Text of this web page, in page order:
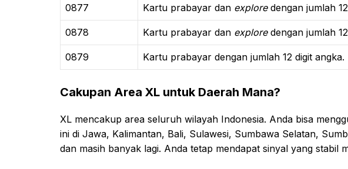
0877 Kartu prabayar dan exploredengan jumlah
0878 Kartu prabayar dan exploredengan jumlah
0879 Kartu prabayar dengan jumlah 12 digit angka.
Cakupan Area XL untuk Daerah Mana?
XL mencakup area seluruh wilayah Indonesia. Anda bisa
ini di Jawa, Kalimantan, Bali, Sulawesi, Sumbawa Selatan,
dan masih banyak lagi. Anda tetap mendapat sinyal yang stabil